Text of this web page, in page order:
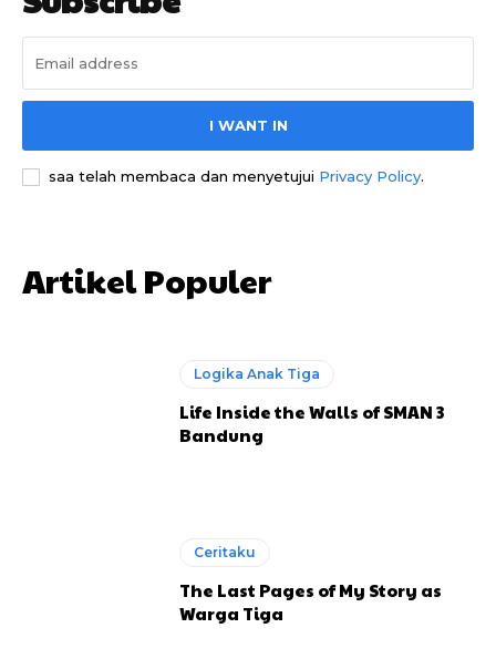
I WANT IN
saa telah membaca dan menyetujui Privacy Policy.
Artikel Populer
Logika Anak Tiga
Life Inside the Walls of SMAN 3
Bandung
Ceritaku
The Last Pages of My Story as
Warga Tiga